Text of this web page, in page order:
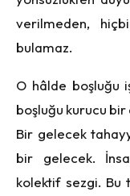
verilmeden,
bulamaz.
O hâlde boşluğu
boşluğu kurucu
Bir gelecek
bir gelecek.
kolektif sezgi. Bu